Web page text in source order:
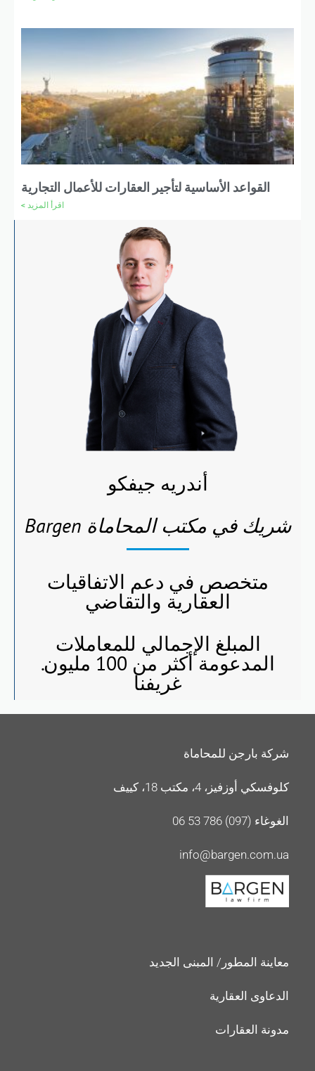
القواعد الأساسية لتأجير العقارات للأعمال التجارية
اقرأ المزيد >
أندريه جيفكو
شريك في مكتب المحاماة Bargen
متخصص في دعم الاتفاقيات
العقارية والتقاضي
المبلغ الإجمالي للمعاملات
المدعومة أكثر من 100 مليون.
غريفنا
شركة بارجن للمحاماة
كلوفسكي أوزفيز، 4، مكتب 18، كييف
الغوغاء (097) 786 53 06
info@bargen.com.ua
معاينة المطور/ المبنى الجديد
الدعاوى العقارية
مدونة العقارات